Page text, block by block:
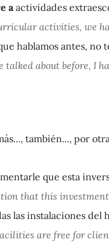
aactividades
activities, we
hablamos antes, no
talked about before, I
también..., por
que esta
that this
las instalaciones del
are free for